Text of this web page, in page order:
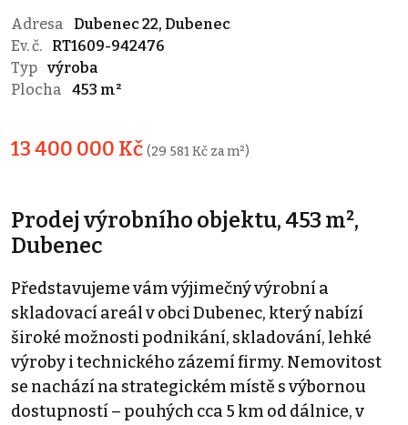
Adresa
Dubenec 22, Dubenec
Ev. č.
RT1609-942476
Typ výroba
Plocha
453 m²
13 400 000 Kč (29 581 Kč za m²)
Prodej výrobního objektu, 453 m²,
Dubenec
Představujeme vám výjimečný výrobní a
skladovací areál v obci Dubenec, který nabízí
široké možnosti podnikání, skladování, lehké
výroby i technického zázemí firmy. Nemovitost
se nachází na strategickém místě s výbornou
dostupností – pouhých cca 5 km od dálnice, v